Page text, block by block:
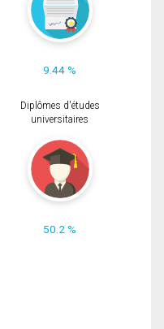
9.44 %
Diplômes d'études
universitaires
50.2 %